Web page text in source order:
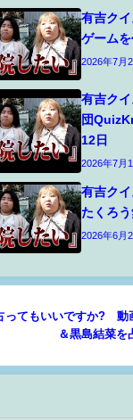
有吉ク
ゲーム
2026年7月
有吉ク
団
12日
2026年7月
有吉ク
たくろ
2026年6月
ってもいいですか?
＆黒島結菜